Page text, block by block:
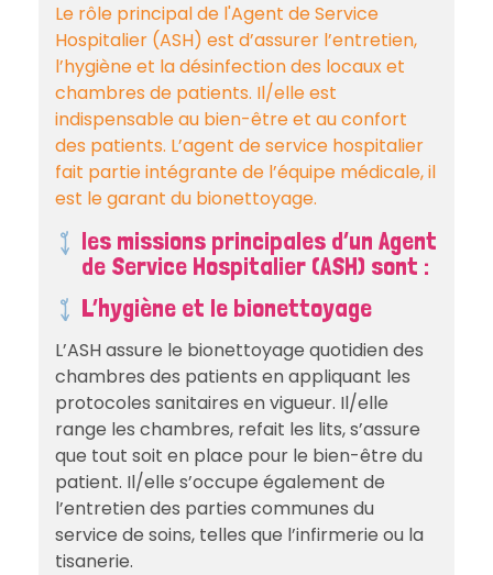
Le rôle principal de l'Agent de Service
Hospitalier (ASH) est d’assurer l’entretien,
l’hygiène et la désinfection des locaux et
chambres de patients. Il/elle est
indispensable au bien-être et au confort
des patients. L’agent de service hospitalier
fait partie intégrante de l’équipe médicale, il
est le garant du bionettoyage.
les missions principales d’un Agent
de Service Hospitalier (ASH) sont :
L’hygiène et le bionettoyage
L’ASH assure le bionettoyage quotidien des
chambres des patients en appliquant les
protocoles sanitaires en vigueur. Il/elle
range les chambres, refait les lits, s’assure
que tout soit en place pour le bien-être du
patient. Il/elle s’occupe également de
l’entretien des parties communes du
service de soins, telles que l’infirmerie ou la
tisanerie.